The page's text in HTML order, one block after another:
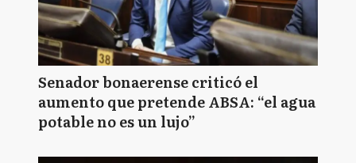
Senador bonaerense criticó el
aumento que pretende ABSA: “el agua
potable no es un lujo”